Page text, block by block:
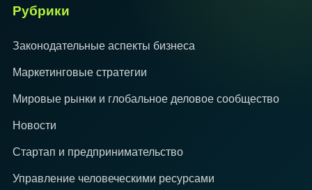
Рубрики
Законодательные аспекты бизнеса
Маркетинговые стратегии
Мировые рынки и глобальное деловое сообщество
Новости
Стартап и предпринимательство
Управление человеческими ресурсами